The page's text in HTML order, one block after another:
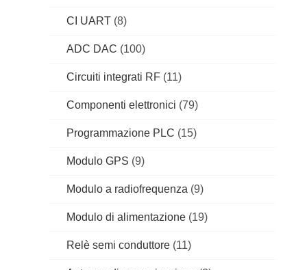
CI UART (8)
ADC DAC (100)
Circuiti integrati RF (11)
Componenti elettronici (79)
Programmazione PLC (15)
Modulo GPS (9)
Modulo a radiofrequenza (9)
Modulo di alimentazione (19)
Relè semi conduttore (11)